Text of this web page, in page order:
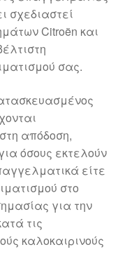
σχεδιαστεί
Citroën και
σας.
απόδοση,
όσους εκτελούν
είτε
στο
για την
τις
καλοκαιρινούς